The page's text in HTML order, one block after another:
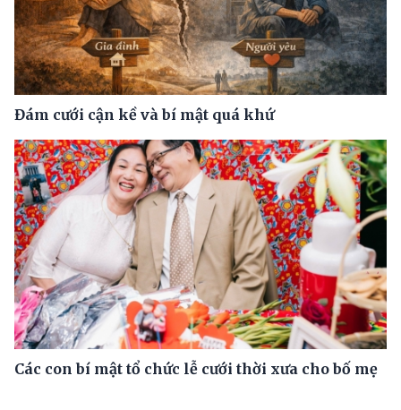
Đám cưới cận kề và bí mật quá khứ
Các con bí mật tổ chức lễ cưới thời xưa cho bố mẹ